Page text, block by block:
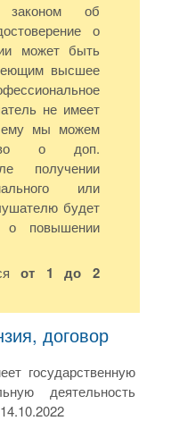
об
о
может быть
высшее
не имеет
ему мы можем
о доп.
получении
или
будет
о повышении
от 1 до 2
договор
государственную
деятельность